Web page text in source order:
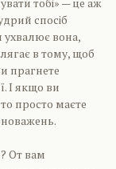
спосіб
ухвалює вона,
в тому, щоб
прагнете
І якщо ви
просто маєте
От вам